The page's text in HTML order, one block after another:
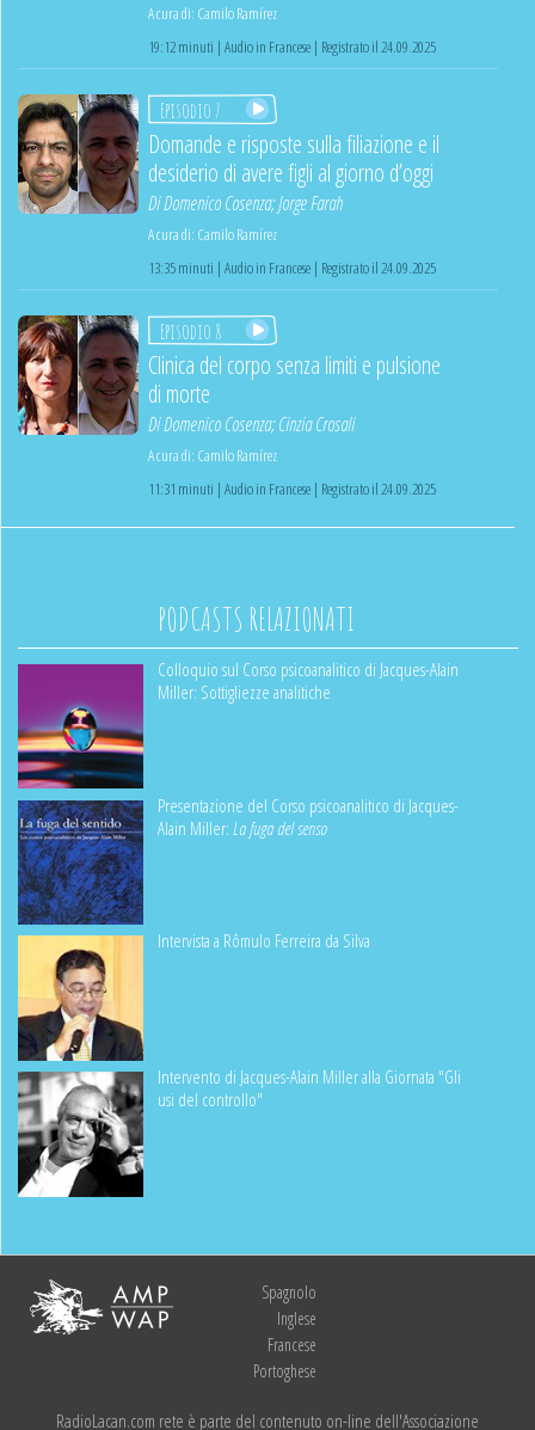
A cura di: Camilo Ramírez
19:12 minuti | Audio in Francese | Registrato il 24.09.2025
Episodio 7
Domande e risposte sulla filiazione e il
desiderio di avere figli al giorno d’oggi
DiDomenico Cosenza;Jorge Farah
A cura di: Camilo Ramírez
13:35 minuti | Audio in Francese | Registrato il 24.09.2025
Episodio 8
Clinica del corpo senza limiti e pulsione
di morte
DiDomenico Cosenza;Cinzia Crosali
A cura di: Camilo Ramírez
11:31 minuti | Audio in Francese | Registrato il 24.09.2025
PODCASTS RELAZIONATI
Colloquio sul Corso psicoanalitico di Jacques-Alain
Miller: Sottigliezze analitiche
Presentazione del Corso psicoanalitico di Jacques-
Alain Miller:La fuga del senso
Intervista a Rômulo Ferreira da Silva
Intervento di Jacques-Alain Miller alla Giornata "Gli
usi del controllo"
Spagnolo
Inglese
Francese
Portoghese
RadioLacan.com rete è parte del contenuto on-line dell'Associazione